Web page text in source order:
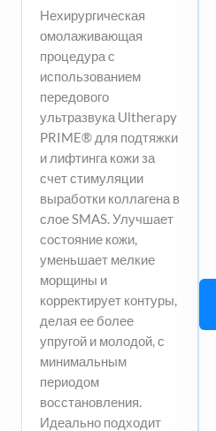
Нехирургическая
омолаживающая
процедура с
использованием
передового
ультразвука Ultherapy
PRIME® для подтяжки
и лифтинга кожи за
счет стимуляции
выработки коллагена в
слое SMAS. Улучшает
состояние кожи,
уменьшает мелкие
морщины и
корректирует контуры,
делая ее более
упругой и молодой, с
минимальным
периодом
восстановления.
Идеально подходит